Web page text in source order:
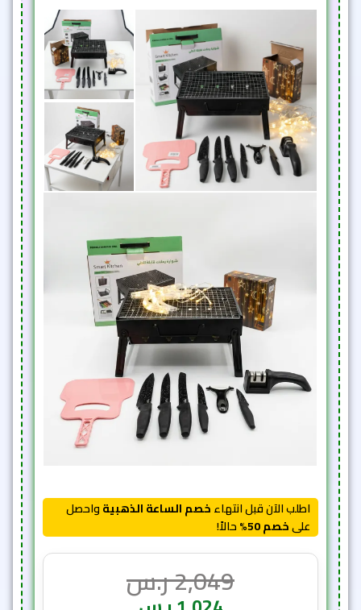
اطلب الآن قبل انتهاءخصم الساعة الذهبيةواحصل
علىخصم 50% حالاً!
2,049ر.س